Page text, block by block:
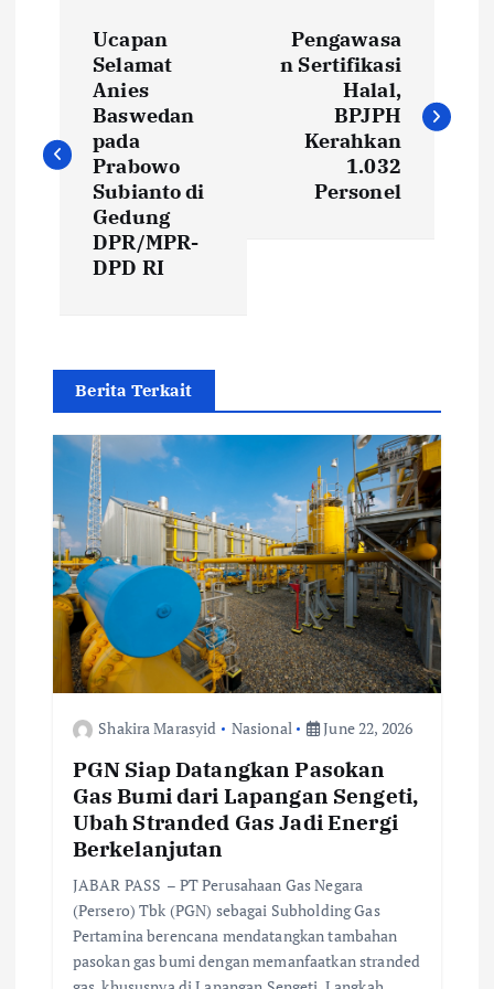
s
t
g
a
t
o
Ucapan
Selamat
Anies
Baswedan
pada
Prabowo
Subianto di
Gedung
DPR/MPR-
DPD RI
Pengawasa
n Sertifikasi
Halal,
BPJPH
Kerahkan
1.032
Personel
Berita Terkait
Shakira Marasyid Nasional June 22, 2026
PGN Siap Datangkan Pasokan
Gas Bumi dari Lapangan Sengeti,
Ubah Stranded Gas Jadi Energi
Berkelanjutan
JABAR PASS – PT Perusahaan Gas Negara
(Persero) Tbk (PGN) sebagai Subholding Gas
Pertamina berencana mendatangkan tambahan
pasokan gas bumi dengan memanfaatkan stranded